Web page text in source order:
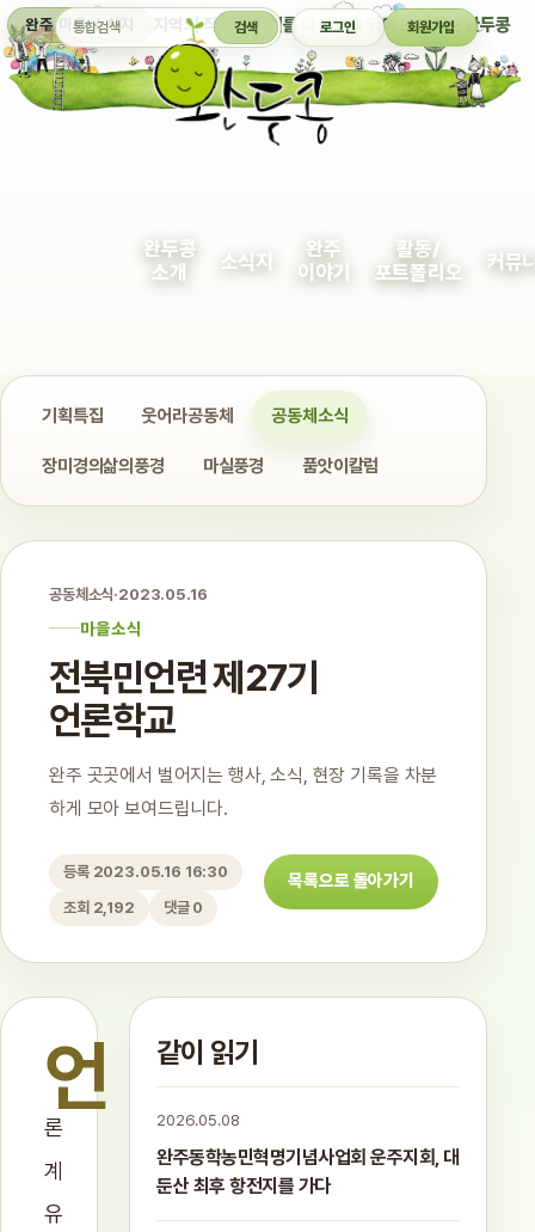
완주 마을 소식지 지역의 작은 이야기를 다정하게 엮어 보여주는 완두콩
통합검색 검색 로그인 회원가입
완두콩
소개
소식지
완주
이야기
활동/
포트폴리오
커뮤
기획특집 웃어라공동체 공동체소식
장미경의삶의풍경 마실풍경 품앗이칼럼
공동체소식·2023.05.16
마을소식
전북민언련 제27기
언론학교
완주 곳곳에서 벌어지는 행사, 소식, 현장 기록을 차분
하게 모아 보여드립니다.
등록 2023.05.16 16:30
조회 2,192
댓글 0
목록으로 돌아가기
언
론
계
유
같이 읽기
2026.05.08
완주동학농민혁명기념사업회 운주지회, 대
둔산 최후 항전지를 가다